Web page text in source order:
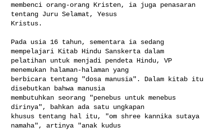
membenci orang-orang Kristen, ia juga penasaran
tentang Juru Selamat, Yesus
Kristus.
Pada usia 16 tahun, sementara ia sedang
mempelajari Kitab Hindu Sanskerta dalam
pelatihan untuk menjadi pendeta Hindu, VP
menemukan halaman-halaman yang
berbicara tentang "dosa manusia". Dalam kitab itu
disebutkan bahwa manusia
membutuhkan seorang "penebus untuk menebus
dirinya", bahkan ada satu ungkapan
khusus tentang hal itu, "om shree kannika sutaya
namaha", artinya "anak kudus